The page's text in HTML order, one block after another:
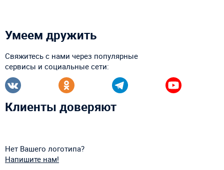
Умеем дружить
Свяжитесь с нами через популярные
сервисы и социальные сети:
Клиенты доверяют
Нет Вашего логотипа?
Напишите нам!